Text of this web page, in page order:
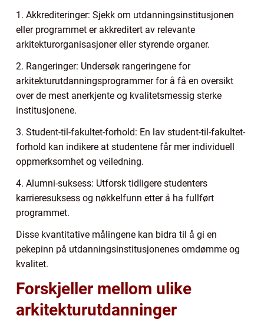
1. Akkrediteringer: Sjekk om utdanningsinstitusjonen
eller programmet er akkreditert av relevante
arkitekturorganisasjoner eller styrende organer.
2. Rangeringer: Undersøk rangeringene for
arkitekturutdanningsprogrammer for å få en oversikt
over de mest anerkjente og kvalitetsmessig sterke
institusjonene.
3. Student-til-fakultet-forhold: En lav student-til-fakultet-
forhold kan indikere at studentene får mer individuell
oppmerksomhet og veiledning.
4. Alumni-suksess: Utforsk tidligere studenters
karrieresuksess og nøkkelfunn etter å ha fullført
programmet.
Disse kvantitative målingene kan bidra til å gi en
pekepinn på utdanningsinstitusjonenes omdømme og
kvalitet.
Forskjeller mellom ulike
arkitekturutdanninger